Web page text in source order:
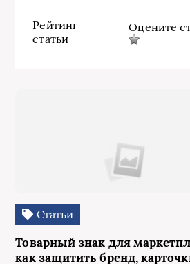
Рейтинг
статьи
Оцените
Статьи
Товарный знак для
как защитить бренд,